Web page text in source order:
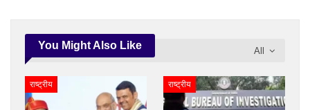
All
You Might Also Like
राष्ट्रीय राष्ट्रीय